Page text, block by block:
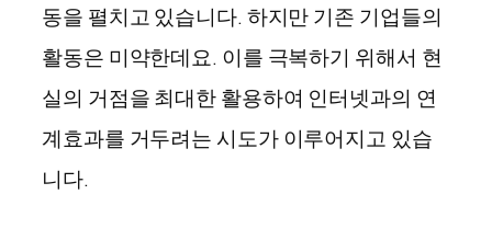
동을 펼치고 있습니다. 하지만 기존 기업들의
활동은 미약한데요. 이를 극복하기 위해서 현
실의 거점을 최대한 활용하여 인터넷과의 연
계효과를 거두려는 시도가 이루어지고 있습
니다.